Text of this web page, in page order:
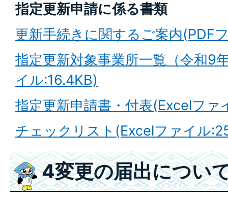
指定更新申請に係る書類
更新手続きに関するご案内(PDF
指定更新対象事業所一覧（令和9
イル:16.4KB)
指定更新申請書・付表(Excelファ
チェックリスト(Excelファイル
4変更の届出につい